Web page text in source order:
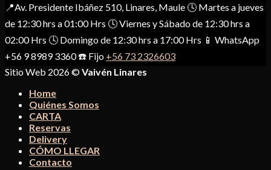
📍Av. Presidente Ibáñez 510, Linares, Maule 🕓 Martes a jueves
de 12:30 hrs a 01:00 Hrs 🕓 Viernes y Sábado de 12:30 hrs a
02:00 Hrs 🕓 Domingo de 12:30 hrs a 17:00 Hrs 📱 WhatsApp
+56 9 8989 3360 ☎️ Fijo +56 73 2326603
Sitio Web 2026 ©Vaivén Linares
Home
Quiénes Somos
CARTA
Reservas
Delivery
CÓMO LLEGAR
Contacto